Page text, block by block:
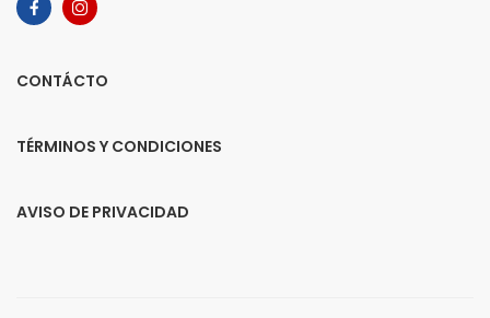
CONTÁCTO
TÉRMINOS Y CONDICIONES
AVISO DE PRIVACIDAD